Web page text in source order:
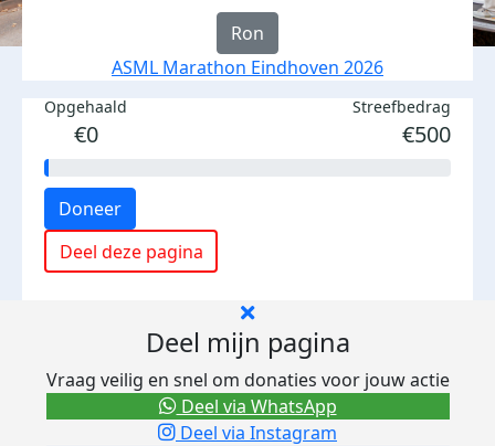
Ron
ASML Marathon Eindhoven 2026
Opgehaald
€0
Streefbedrag
€500
Doneer
Deel deze pagina
Deel mijn pagina
Vraag veilig en snel om donaties voor jouw actie
Deel via Instagram
Deel via WhatsApp